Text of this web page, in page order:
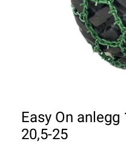
Easy On
20,5-25